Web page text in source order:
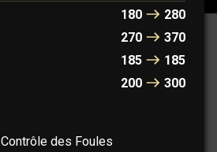
180
280
270
370
185
185
200 300
Contrôle des Foules